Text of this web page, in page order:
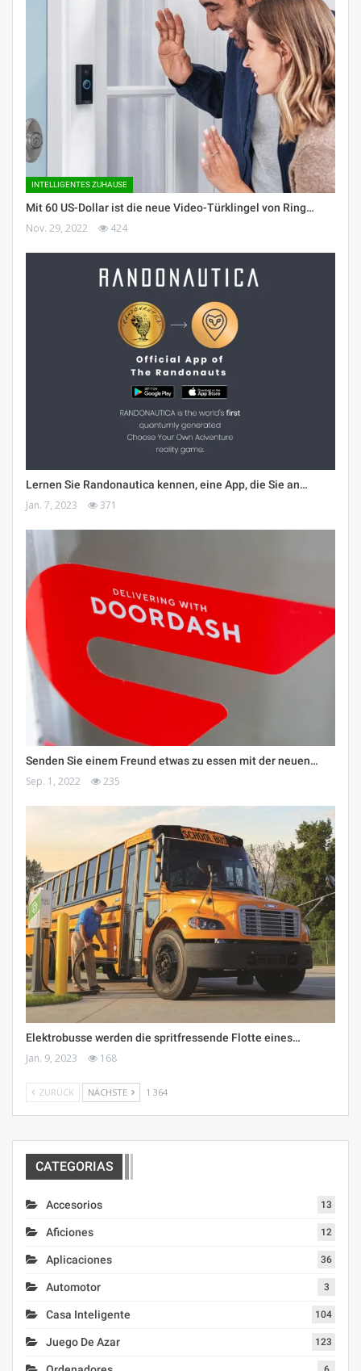
INTELLIGENTES ZUHAUSE
Mit 60 US-Dollar ist die neue Video-Türklingel von Ring…
Nov. 29, 2022 424
Lernen Sie Randonautica kennen, eine App, die Sie an…
Jan. 7, 2023 371
Senden Sie einem Freund etwas zu essen mit der neuen…
Sep. 1, 2022 235
Elektrobusse werden die spritfressende Flotte eines…
Jan. 9, 2023 168
ZURÜCK NÄCHSTE 1 364
CATEGORIAS
Accesorios 13
Aficiones 12
Aplicaciones 36
Automotor 3
Casa Inteligente 104
Juego De Azar 123